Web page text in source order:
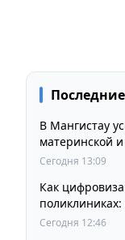
В Мангистау
материнской
Сегодня 13:09
Как
Сегодня 12:46